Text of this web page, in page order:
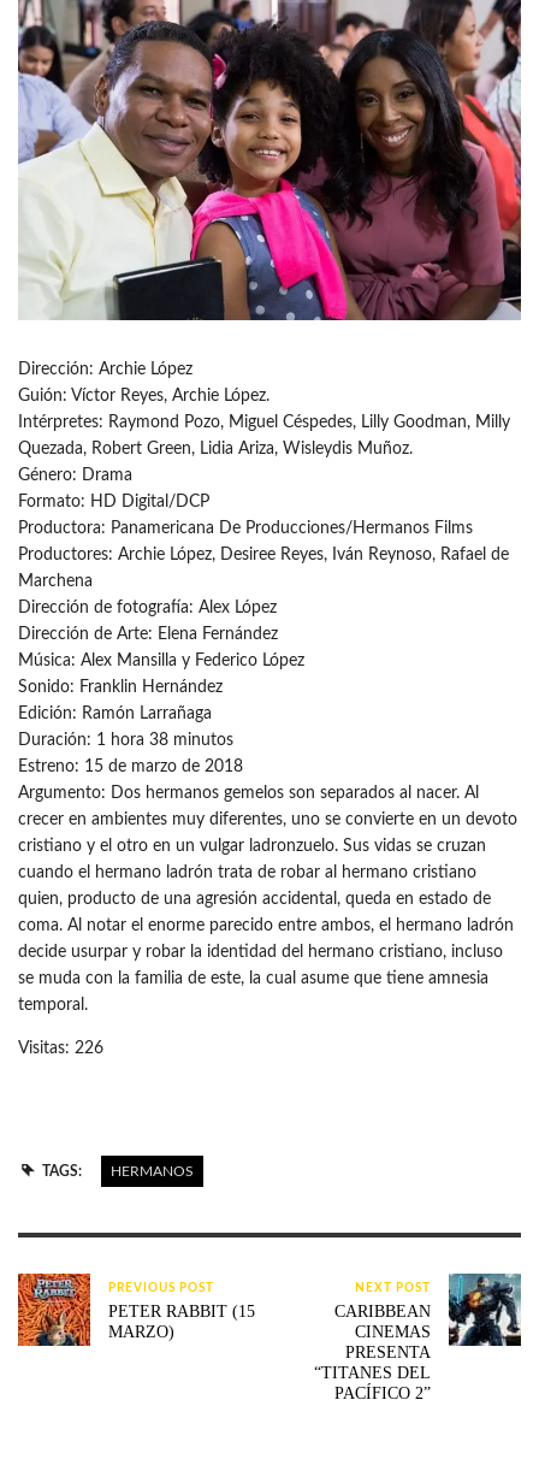
Dirección: Archie López
Guión: Víctor Reyes, Archie López.
Intérpretes: Raymond Pozo, Miguel Céspedes, Lilly Goodman, Milly
Quezada, Robert Green, Lidia Ariza, Wisleydis Muñoz.
Género: Drama
Formato: HD Digital/DCP
Productora: Panamericana De Producciones/Hermanos Films
Productores: Archie López, Desiree Reyes, Iván Reynoso, Rafael de
Marchena
Dirección de fotografía: Alex López
Dirección de Arte: Elena Fernández
Música: Alex Mansilla y Federico López
Sonido: Franklin Hernández
Edición: Ramón Larrañaga
Duración: 1 hora 38 minutos
Estreno: 15 de marzo de 2018
Argumento: Dos hermanos gemelos son separados al nacer. Al
crecer en ambientes muy diferentes, uno se convierte en un devoto
cristiano y el otro en un vulgar ladronzuelo. Sus vidas se cruzan
cuando el hermano ladrón trata de robar al hermano cristiano
quien, producto de una agresión accidental, queda en estado de
coma. Al notar el enorme parecido entre ambos, el hermano ladrón
decide usurpar y robar la identidad del hermano cristiano, incluso
se muda con la familia de este, la cual asume que tiene amnesia
temporal.
Visitas: 226
TAGS: HERMANOS
PREVIOUS POST
PETER RABBIT (15
MARZO)
NEXT POST
CARIBBEAN
CINEMAS
PRESENTA
“TITANES DEL
PACÍFICO 2”